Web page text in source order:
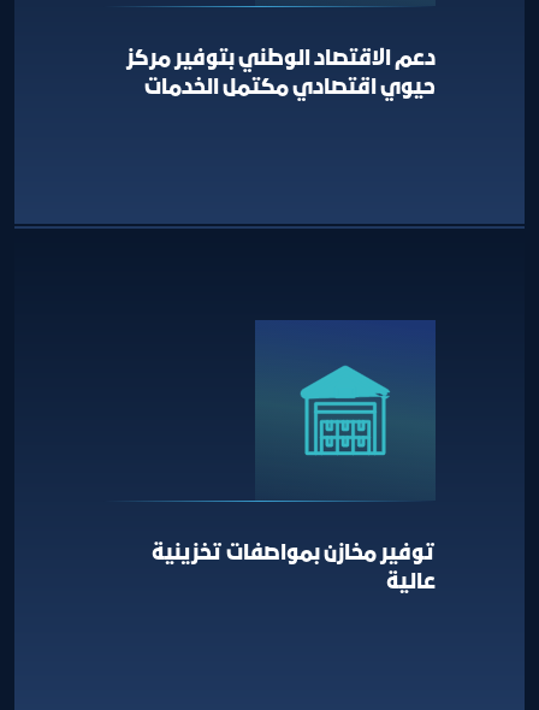
دعم الاقتصاد الوطني بتوفير مركز
حيوي اقتصادي مكتمل الخدمات
توفير مخازن بمواصفات تخزينية
عالية